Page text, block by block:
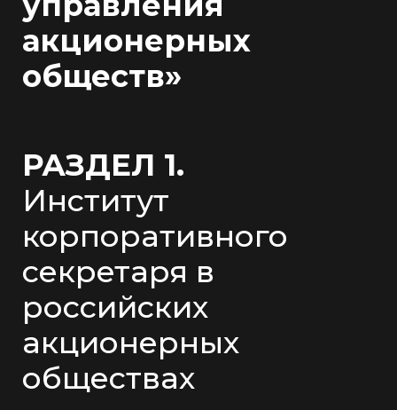
акционерных
обществ»
РАЗДЕЛ 1.
Институт
корпоративного
секретаря в
российских
акционерных
обществах